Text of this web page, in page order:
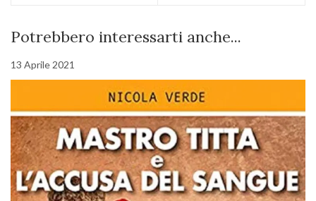
Potrebbero interessarti anche...
13 Aprile 2021